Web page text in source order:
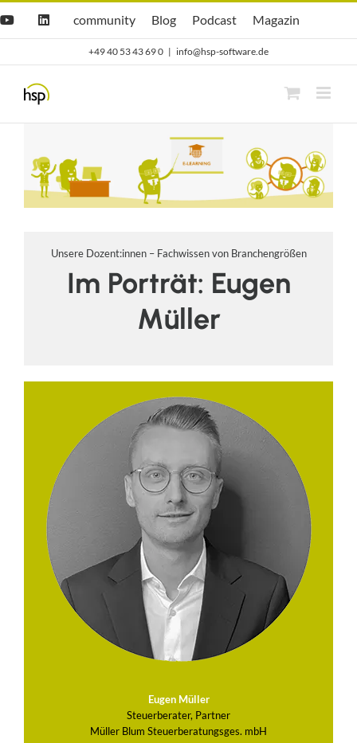
YouTubeLinkedIn
Hsp
community
community
hsp
Blog
Blog Opti.Cast
Podcast Opti.Mag
Magazin
+49 40 53 43 69 0 | info@hsp-software.de
Unsere Dozent:innen – Fachwissen von Branchengrößen
Im Porträt: Eugen
Müller
Eugen Müller
Steuerberater, Partner
Müller Blum Steuerberatungsges. mbH